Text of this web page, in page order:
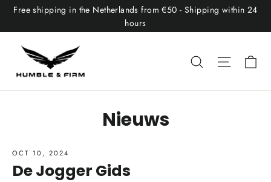
SkipFree shipping in the Netherlands from €50 - Shipping within 24
hours
Search Site
Nieuws
OCT 10, 2024
De Jogger Gids